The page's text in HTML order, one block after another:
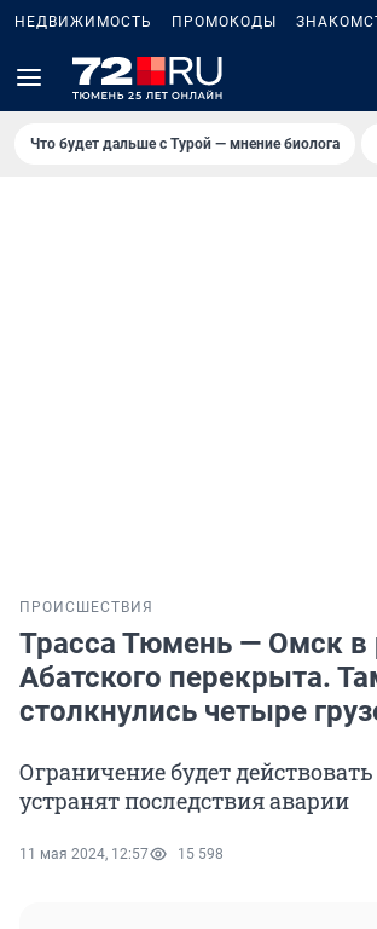
НЕДВИЖИМОСТЬ ПРОМОКОДЫ
Что будет дальше с Турой — мнение биолога
ПРОИСШЕСТВИЯ
Трасса Тюмень — Омск в
Абатского перекрыта.
столкнулись четыре
Ограничение будет
устранят последствия аварии
11 мая 2024, 12:57 15 598